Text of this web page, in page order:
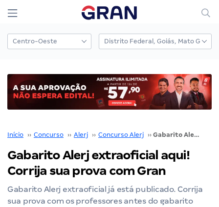
Início ›› Concurso ›› Alerj ›› Concurso Alerj ›› Gabarito Alerj extraoficial aqui! Corrija sua prova com Gran
Gabarito Alerj extraoficial aqui!
Corrija sua prova com Gran
Gabarito Alerj extraoficial já está publicado. Corrija
sua prova com os professores antes do gabarito